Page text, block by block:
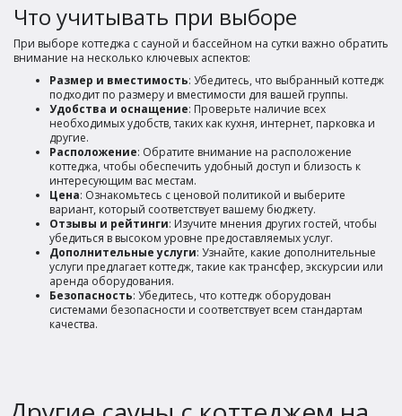
Что учитывать при выборе
При выборе коттеджа с сауной и бассейном на сутки важно обратить
внимание на несколько ключевых аспектов:
Размер и вместимость: Убедитесь, что выбранный коттедж
подходит по размеру и вместимости для вашей группы.
Удобства и оснащение: Проверьте наличие всех
необходимых удобств, таких как кухня, интернет, парковка и
другие.
Расположение: Обратите внимание на расположение
коттеджа, чтобы обеспечить удобный доступ и близость к
интересующим вас местам.
Цена: Ознакомьтесь с ценовой политикой и выберите
вариант, который соответствует вашему бюджету.
Отзывы и рейтинги: Изучите мнения других гостей, чтобы
убедиться в высоком уровне предоставляемых услуг.
Дополнительные услуги: Узнайте, какие дополнительные
услуги предлагает коттедж, такие как трансфер, экскурсии или
аренда оборудования.
Безопасность: Убедитесь, что коттедж оборудован
системами безопасности и соответствует всем стандартам
качества.